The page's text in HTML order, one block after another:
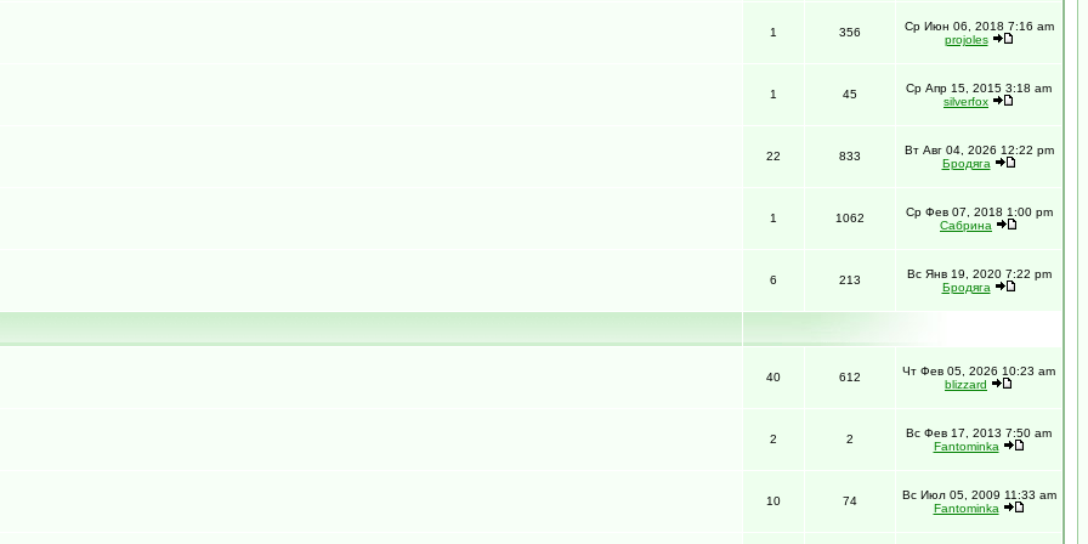
1 356
Ср Июн 06, 2018 7:16 am
projoles
1 45
Ср Апр 15, 2015 3:18 am
silverfox
22 833
Вт Авг 04, 2026 12:22 pm
Бродяга
1 1062
Ср Фев 07, 2018 1:00 pm
Сабрина
6 213
Вс Янв 19, 2020 7:22 pm
Бродяга
40 612
Чт Фев 05, 2026 10:23 am
blizzard
2 2
Вс Фев 17, 2013 7:50 am
Fantominka
10 74
Вс Июл 05, 2009 11:33 am
Fantominka